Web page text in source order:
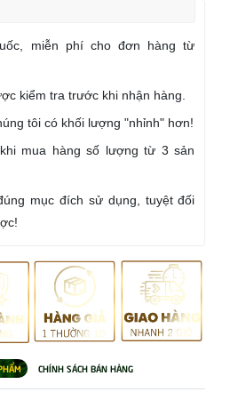
miễn phí cho đơn hàng từ
kiểm tra trước khi nhận hàng.
tôi có khối lượng "nhỉnh" hơn!
mua hàng số lượng từ 3 sản
mục đích sử dụng, tuyệt đối